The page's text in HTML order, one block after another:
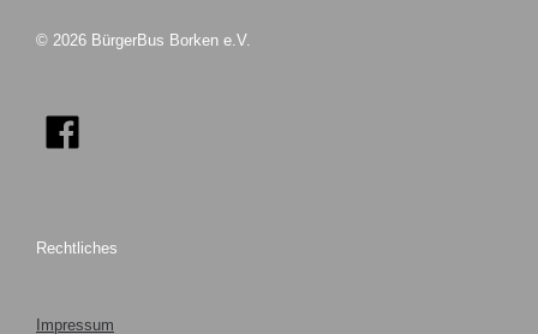
© 2026 BürgerBus Borken e.V.
Rechtliches
Impressum